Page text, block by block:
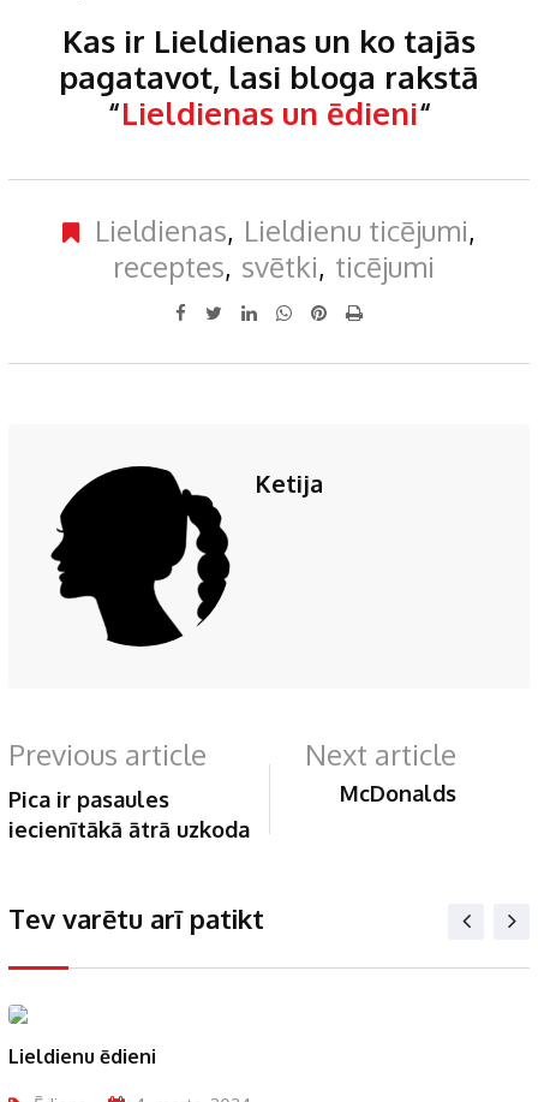
Kas ir Lieldienas un ko tajās
pagatavot, lasi bloga rakstā
“Lieldienas un ēdieni“
Lieldienas, Lieldienu ticējumi,
receptes, svētki, ticējumi
LinkedInWhatsappPinterest
Print
Ketija
Previous article
Pica ir pasaules
iecienītākā ātrā uzkoda
Next article
McDonalds
Tev varētu arī patikt
Lieldienu ēdieni